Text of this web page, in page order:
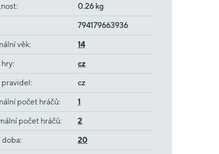
: 0.26 kg
794179663936
věk: 14
hry: cz
pravidel: cz
počet hráčů: 1
počet hráčů: 2
doba: 20